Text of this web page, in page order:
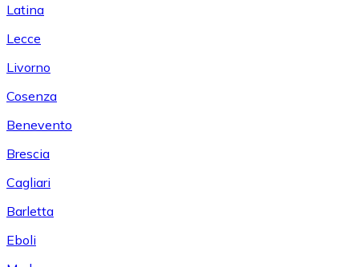
Latina
Lecce
Livorno
Cosenza
Benevento
Brescia
Cagliari
Barletta
Eboli